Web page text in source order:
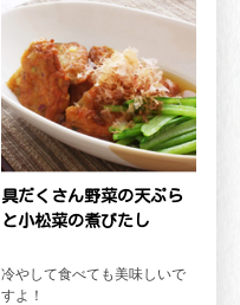
具だくさん野菜の天ぷら
と小松菜の煮びたし
冷やして食べても美味しいで
すよ！